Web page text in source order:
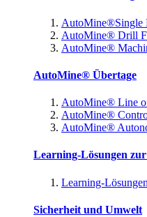
AutoMine®Single
AutoMine® Drill
AutoMine®
AutoMine® Übertage
AutoMine® Line
AutoMine®
AutoMine®
Learning-Lösungen
Learning-
Sicherheit und Umwelt